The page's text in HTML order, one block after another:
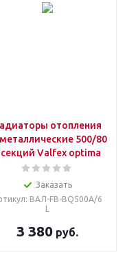
отопления
500/80
секций Valfex optima
Заказать
ВАЛ-FB-BQ500A/6
L
3 380руб.